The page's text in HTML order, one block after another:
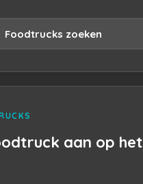
Foodtrucks zoeken
aan op het